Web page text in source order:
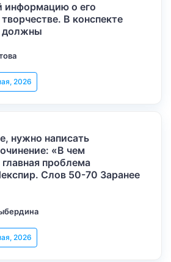
о его
В конспекте
должны
2026
нужно написать
«В чем
проблема
Слов 50-70 Заранее
2026